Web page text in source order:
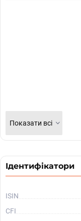
Показати всі
Ідентифікатори
ISIN
CFI